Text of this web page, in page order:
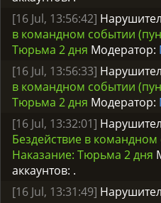
[16 Jul, 13:56:42]
в командном событии
Тюрьма 2 дня Модератор:
[16 Jul, 13:56:33]
в командном событии
Тюрьма 2 дня Модератор:
[16 Jul, 13:32:01]
Бездействие в
Наказание: Тюрьма 2 дня
аккаунтов: .
[16 Jul, 13:31:49]